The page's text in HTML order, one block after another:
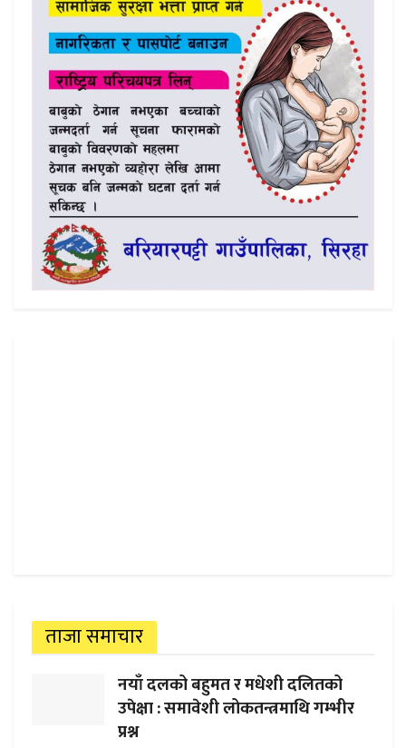
ताजा समाचार
नयाँ दलको बहुमत र मधेशी दलितको
उपेक्षा : समावेशी लोकतन्त्रमाथि गम्भीर
प्रश्न